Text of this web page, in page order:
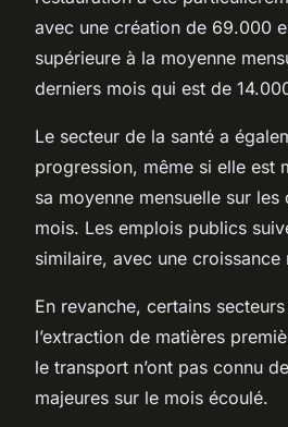
avec une création de 69.000
supérieure à la moyenne
derniers mois qui est de
Le secteur de la santé a
progression, même si elle est
sa moyenne mensuelle sur
mois. Les emplois publics
similaire, avec une croissance
En revanche, certains
l’extraction de matières
le transport n’ont pas connu
majeures sur le mois écoulé.